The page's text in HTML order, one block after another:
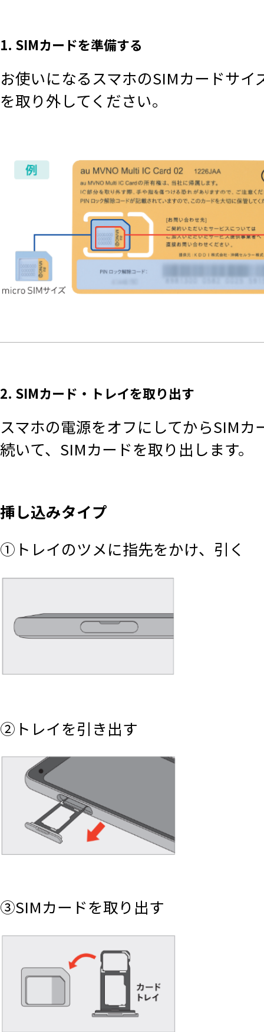
1. SIMカードを準備する
お使いになるスマホのSIMカードサ
を取り外してください。
2. SIMカード・トレイを取り出す
スマホの電源をオフにしてからSIM
続いて、SIMカードを取り出します。
挿し込みタイプ
①トレイのツメに指先をかけ、引く
②トレイを引き出す
③SIMカードを取り出す